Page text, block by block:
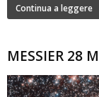
Continua a leggere
MESSIER 28